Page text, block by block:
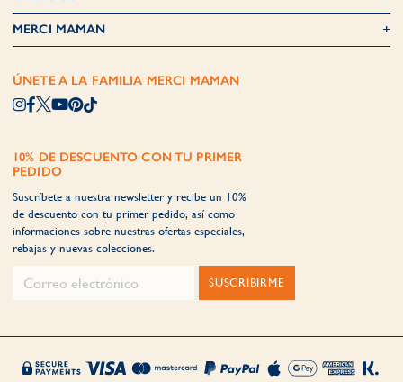
MERCI MAMAN
ÚNETE A LA FAMILIA MERCI MAMAN
10% DE DESCUENTO CON TU PRIMER
PEDIDO
Suscríbete a nuestra newsletter y recibe un 10%
de descuento con tu primer pedido, así como
informaciones sobre nuestras ofertas especiales,
rebajas y nuevas colecciones.
SUSCRIBIRME